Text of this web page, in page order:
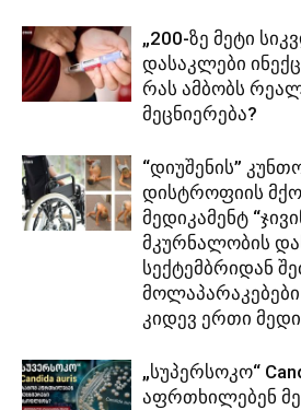
„200-ზე მეტი
დასაკლები
რას ამბობს
მეცნიერება?
“დიუშენის”
დისტროფიის
მედიკამენტ
მკურნალობის
სექტემბრიდან
კიდევ ერთი
„სუპერსოკო“
აფრთხილებენ